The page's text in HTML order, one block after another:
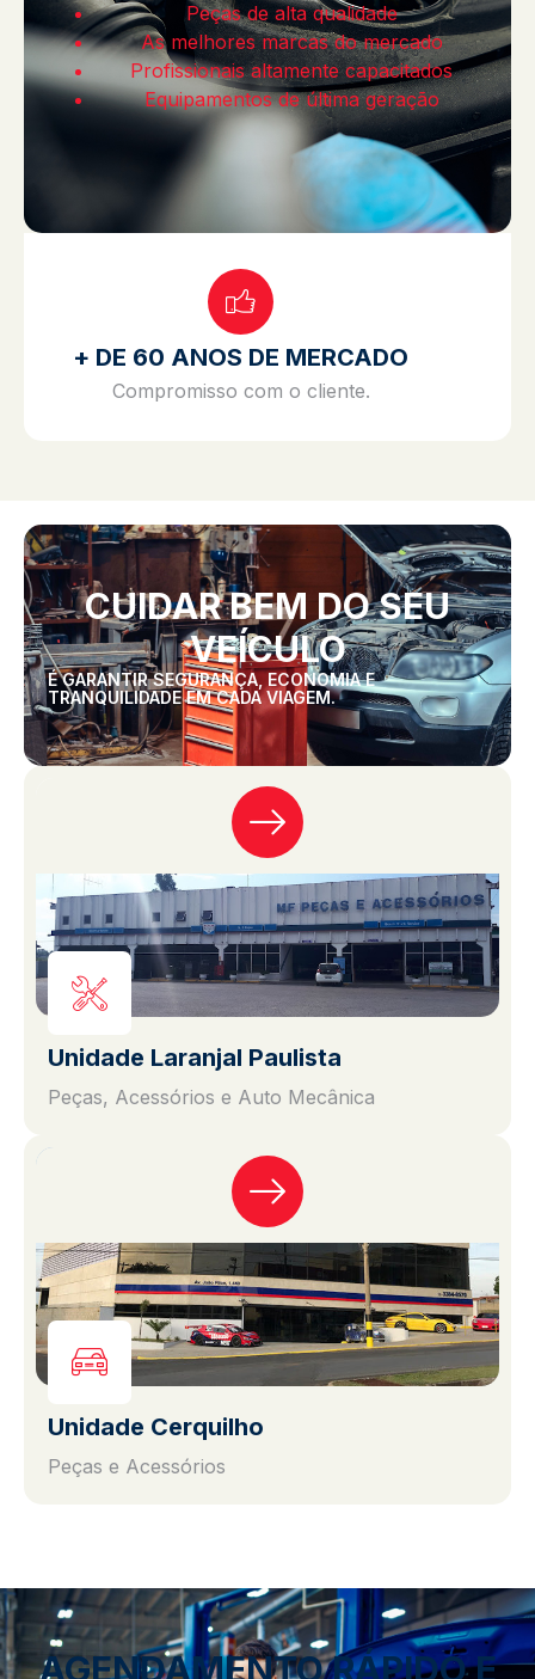
Peças de alta qualidade
As melhores marcas do mercado
Profissionais altamente capacitados
Equipamentos de última geração
+ DE 60 ANOS DE MERCADO
Compromisso com o cliente.
CUIDAR BEM DO SEU
VEÍCULO
É GARANTIR SEGURANÇA, ECONOMIA E
TRANQUILIDADE EM CADA VIAGEM.
Unidade Laranjal Paulista
Peças, Acessórios e Auto Mecânica
Unidade Cerquilho
Peças e Acessórios
AGENDAMENTO RÁPIDO E